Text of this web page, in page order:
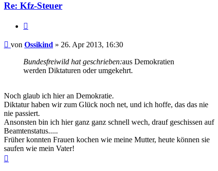
Re: Kfz-Steuer
Beitrag
von Ossikind » 26. Apr 2013, 16:30
Bundesfreiwild hat geschrieben:aus Demokratien
werden Diktaturen oder umgekehrt.
Noch glaub ich hier an Demokratie.
Diktatur haben wir zum Glück noch net, und ich hoffe, das das nie
nie passiert.
Ansonsten bin ich hier ganz ganz schnell wech, drauf geschissen auf
Beamtenstatus.....
Früher konnten Frauen kochen wie meine Mutter, heute können sie
saufen wie mein Vater!